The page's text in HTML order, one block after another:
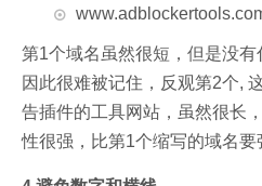
第1个域名虽然很短，但是没有
因此很难被记住，反观第2个,
告插件的工具网站，虽然很长
性很强，比第1个缩写的域名要